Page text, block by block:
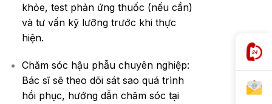
khỏe, test phản ứng thuốc (nếu cần)
và tư vấn kỹ lưỡng trước khi thực
hiện.
Chăm sóc hậu phẫu chuyên nghiệp:
Bác sĩ sẽ theo dõi sát sao quá trình
hồi phục, hướng dẫn chăm sóc tại